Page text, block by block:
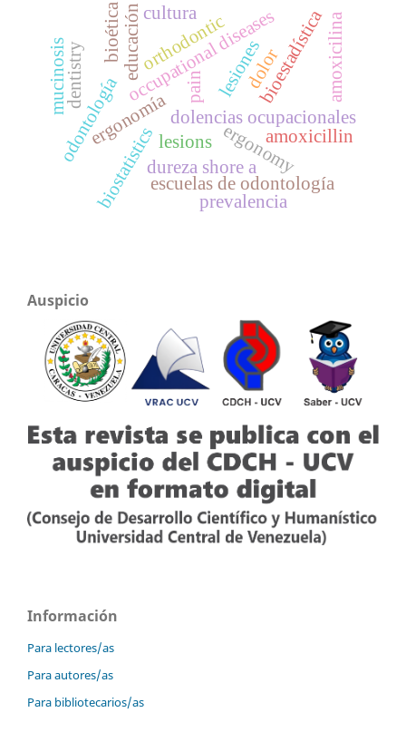
ergonomía dolencias ocupacionales
dolor
odontología ergonomy
occupational diseases
pain
dentistry bioestadística
educación
escuelas de odontología
biostatistics
amoxicilina
amoxicillin
mucinosis
dureza shore a
orthodontic
prevalencia
lesiones
lesions
bioética cultura
Auspicio
Información
Para lectores/as
Para autores/as
Para bibliotecarios/as